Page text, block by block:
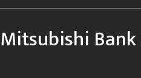
Mitsubishi